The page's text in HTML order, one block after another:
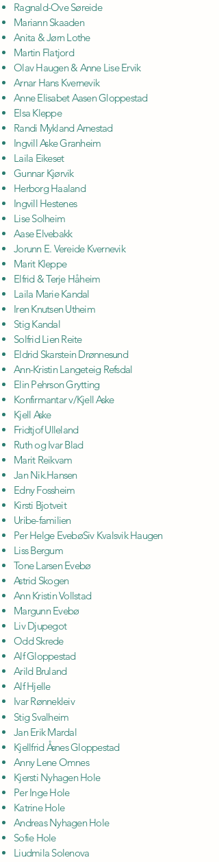
Ragnald-Ove Søreide
Mariann Skaaden
Anita & Jørn Lothe
Martin Flatjord
Olav Haugen & Anne Lise Ervik
Arnar Hans Kvernevik
Anne Elisabet Aasen Gloppestad
Elsa Kleppe
Randi Mykland Arnestad
Ingvill Aske Granheim
Laila Eikeset
Gunnar Kjørvik
Herborg Haaland
Ingvill Hestenes
Lise Solheim
Aase Elvebakk
Jorunn E. Vereide Kvernevik
Marit Kleppe
Elfrid & Terje Håheim
Laila Marie Kandal
Iren Knutsen Utheim
Stig Kandal
Solfrid Lien Reite
Eldrid Skarstein Drønnesund
Ann-Kristin Langeteig Refsdal
Elin Pehrson Grytting
Konfirmantar v/Kjell Aske
Kjell Aske
Fridtjof Ulleland
Ruth og Ivar Blad
Marit Reikvam
Jan Nik.Hansen
Edny Fossheim
Kirsti Bjotveit
Uribe-familien
Per Helge EvebøSiv Kvalsvik Haugen
Liss Bergum
Tone Larsen Evebø
Astrid Skogen
Ann Kristin Vollstad
Margunn Evebø
Liv Djupegot
Odd Skrede
Alf Gloppestad
Arild Bruland
Alf Hjelle
Ivar Rønnekleiv
Stig Svalheim
Jan Erik Mardal
Kjellfrid Åsnes Gloppestad
Anny Lene Omnes
Kjersti Nyhagen Hole
Per Inge Hole
Katrine Hole
Andreas Nyhagen Hole
Sofie Hole
Liudmila Solenova